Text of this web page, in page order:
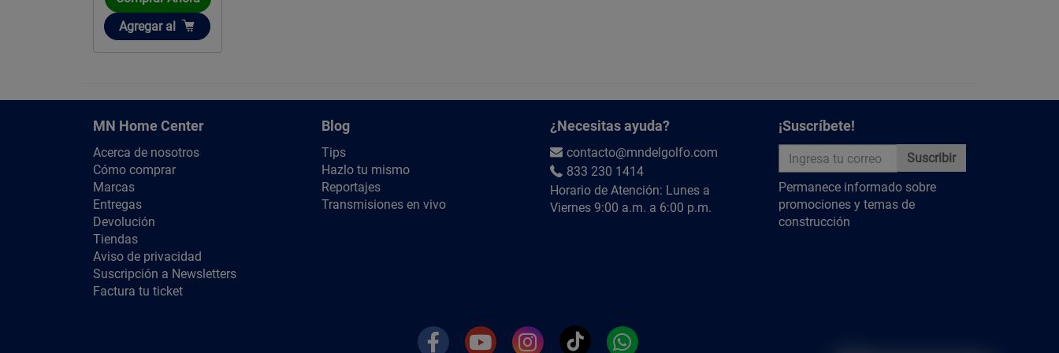
2. ¿Incluye mezcladora?
R= No, se venden por separado.
Añadir
Agregar al
MN Home Center
Acerca de nosotros
Cómo comprar
Marcas
Entregas
Devolución
Tiendas
Aviso de privacidad
Suscripción a Newsletters
Factura tu ticket
Blog
Tips
Hazlo tu mismo
Reportajes
Transmisiones en vivo
¿Necesitas ayuda?
contacto@mndelgolfo.com
833 230 1414
Horario de Atención: Lunes a
Viernes 9:00 a.m. a 6:00 p.m.
¡Suscríbete!
Suscribir
Permanece informado sobre
promociones y temas de
construcción